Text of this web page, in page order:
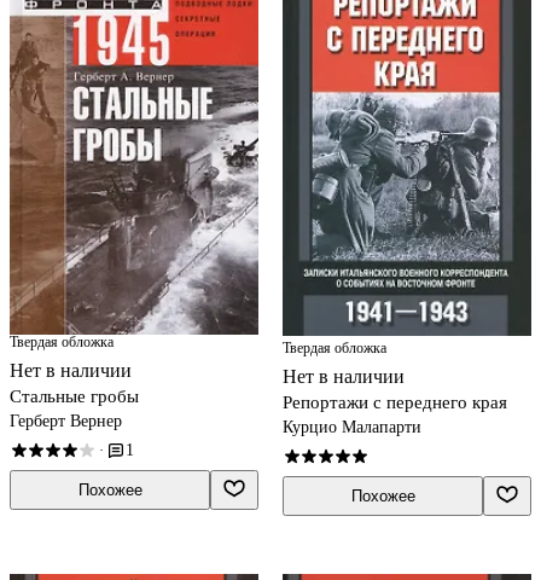
Твердая обложка
Нет в наличии
Стальные гробы
Герберт Вернер
· 1
Похожее
Твердая обложка
Нет в наличии
Репортажи с переднего края
Курцио Малапарти
Похожее